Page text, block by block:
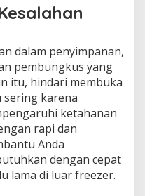
dalam penyimpanan,
pembungkus yang
itu, hindari membuka
karena
ketahanan
rapi dan
Anda
dengan cepat
lama di luar freezer.